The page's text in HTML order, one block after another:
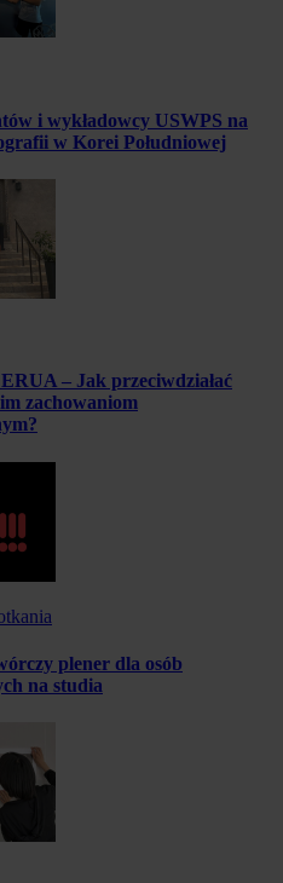
i wykładowcy USWPS na
w Korei Południowej
– Jak przeciwdziałać
zachowaniom
plener dla osób
na studia